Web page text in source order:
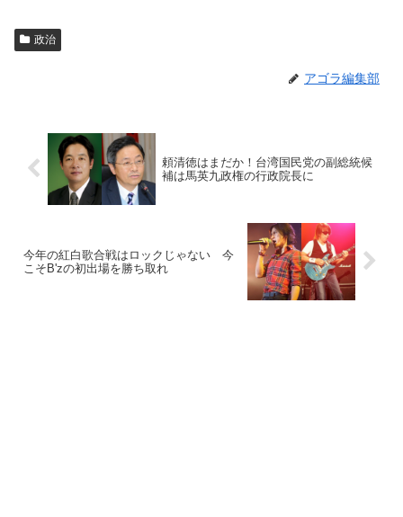
政治
アゴラ編集部
頼清徳はまだか！台湾国民党の副総統候
補は馬英九政権の行政院長に
今年の紅白歌合戦はロックじゃない 今
こそB'zの初出場を勝ち取れ